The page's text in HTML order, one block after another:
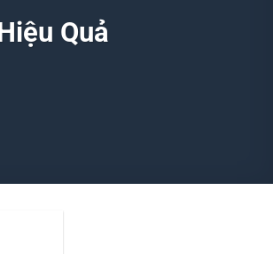
Quả